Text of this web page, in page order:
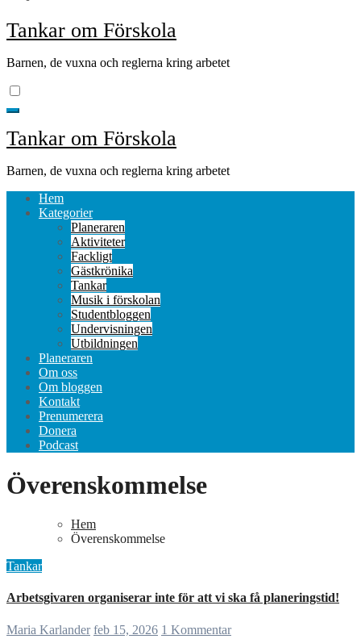
Tankar om Förskola
Barnen, de vuxna och reglerna kring arbetet
Tankar om Förskola
Barnen, de vuxna och reglerna kring arbetet
Hem
Kategorier
Planeraren
Aktiviteter
Fackligt
Gästkrönika
Tankar
Musik i förskolan
Studentbloggen
Undervisningen
Utbildningen
Planeraren
Om oss
Om bloggen
Kontakt
Prenumerera
Donera
Podcast
Överenskommelse
Hem
Överenskommelse
Tankar
Arbetsgivaren organiserar inte för att vi ska få planeringstid!
Maria Karlander feb 15, 2026 1 Kommentar